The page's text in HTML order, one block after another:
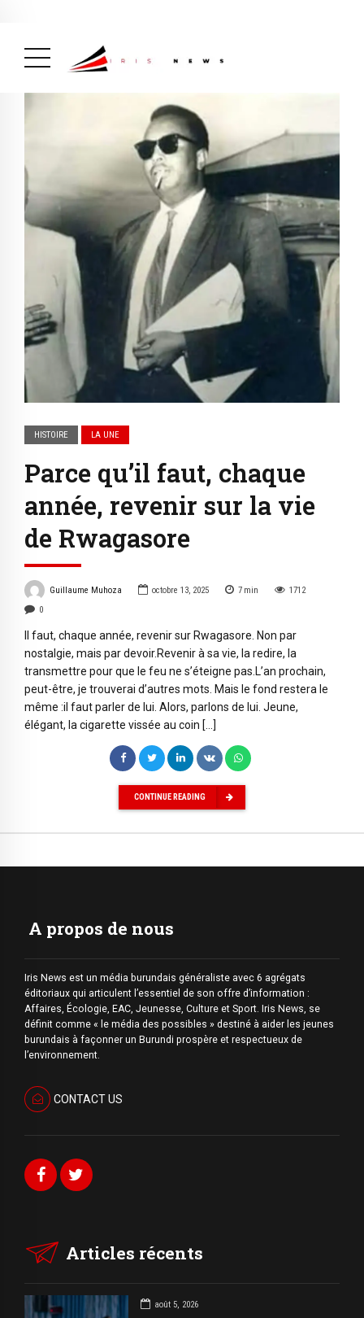
HISTOIRE LA UNE
Parce qu’il faut, chaque
année, revenir sur la vie
de Rwagasore
Guillaume Muhoza octobre 13, 2025 7 min
1712
0
Il faut, chaque année, revenir sur Rwagasore. Non par
nostalgie, mais par devoir.Revenir à sa vie, la redire, la
transmettre pour que le feu ne s’éteigne pas.L’an prochain,
peut-être, je trouverai d’autres mots. Mais le fond restera le
même :il faut parler de lui. Alors, parlons de lui. Jeune,
élégant, la cigarette vissée au coin […]
CONTINUE READING
A propos de nous
Iris News est un média burundais généraliste avec 6 agrégats
éditoriaux qui articulent l’essentiel de son offre d’information :
Affaires, Écologie, EAC, Jeunesse, Culture et Sport. Iris News, se
définit comme « le média des possibles » destiné à aider les jeunes
burundais à façonner un Burundi prospère et respectueux de
l’environnement.
CONTACT US
Articles récents
août 5, 2026